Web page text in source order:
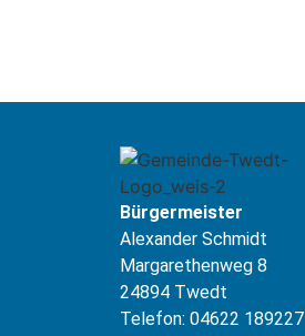
Bürgermeister
Alexander Schmidt
Margarethenweg 8
24894 Twedt
Telefon: 04622 189227